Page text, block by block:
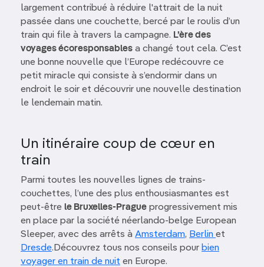
largement contribué à réduire l'attrait de la nuit
passée dans une couchette, bercé par le roulis d’un
train qui file à travers la campagne. L’ère des
voyages écoresponsables a changé tout cela. C’est
une bonne nouvelle que l’Europe redécouvre ce
petit miracle qui consiste à s’endormir dans un
endroit le soir et découvrir une nouvelle destination
le lendemain matin.
Un itinéraire coup de cœur en
train
Parmi toutes les nouvelles lignes de trains-
couchettes, l’une des plus enthousiasmantes est
peut-être le Bruxelles-Prague progressivement mis
en place par la société néerlando-belge European
Sleeper, avec des arrêts à Amsterdam, Berlin et
Dresde.Découvrez tous nos conseils pour bien
voyager en train de nuit en Europe.